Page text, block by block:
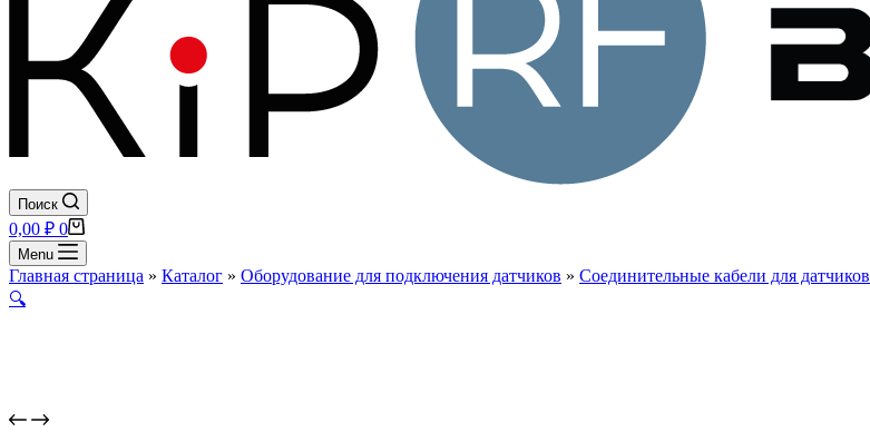
Поиск
Корзина
0,00 ₽ 0
Menu
Главная страница » Каталог » Оборудование для подключения датчиков » Соединительные кабели для датчиков
🔍